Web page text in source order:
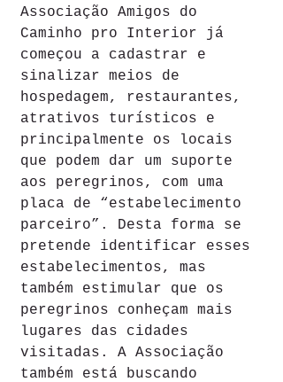
Associação Amigos do
Caminho pro Interior já
começou a cadastrar e
sinalizar meios de
hospedagem, restaurantes,
atrativos turísticos e
principalmente os locais
que podem dar um suporte
aos peregrinos, com uma
placa de “estabelecimento
parceiro”. Desta forma se
pretende identificar esses
estabelecimentos, mas
também estimular que os
peregrinos conheçam mais
lugares das cidades
visitadas. A Associação
também está buscando